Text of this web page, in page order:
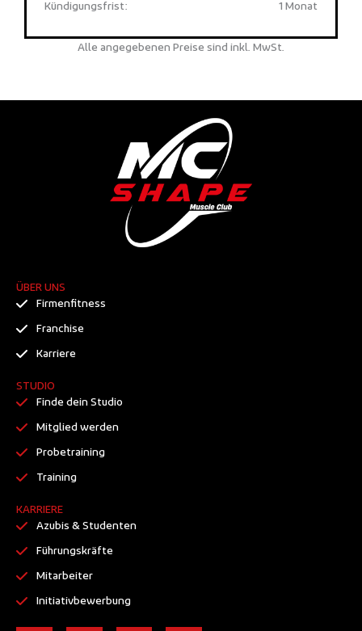
Kündigungsfrist:
1 Monat
Alle angegebenen Preise sind inkl. MwSt.
ÜBER UNS
Firmenfitness
Franchise
Karriere
STUDIO
Finde dein Studio
Mitglied werden
Probetraining
Training
KARRIERE
Azubis & Studenten
Führungskräfte
Mitarbeiter
Initiativbewerbung